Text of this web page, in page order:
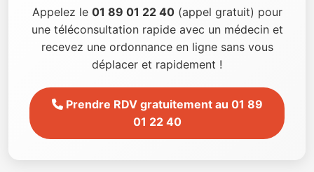
Appelez le 01 89 01 22 40(appel gratuit) pour
une téléconsultation rapide avec un médecin et
recevez une ordonnance en ligne sans vous
déplacer et rapidement !
Prendre RDV gratuitement au 01 89
01 22 40